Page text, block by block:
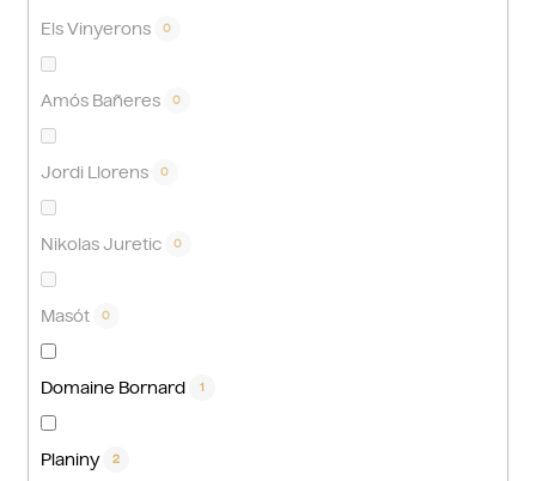
Els Vinyerons 0
Amós Bañeres 0
Jordi Llorens 0
Nikolas Juretic 0
Masót 0
Domaine Bornard 1
Planiny 2